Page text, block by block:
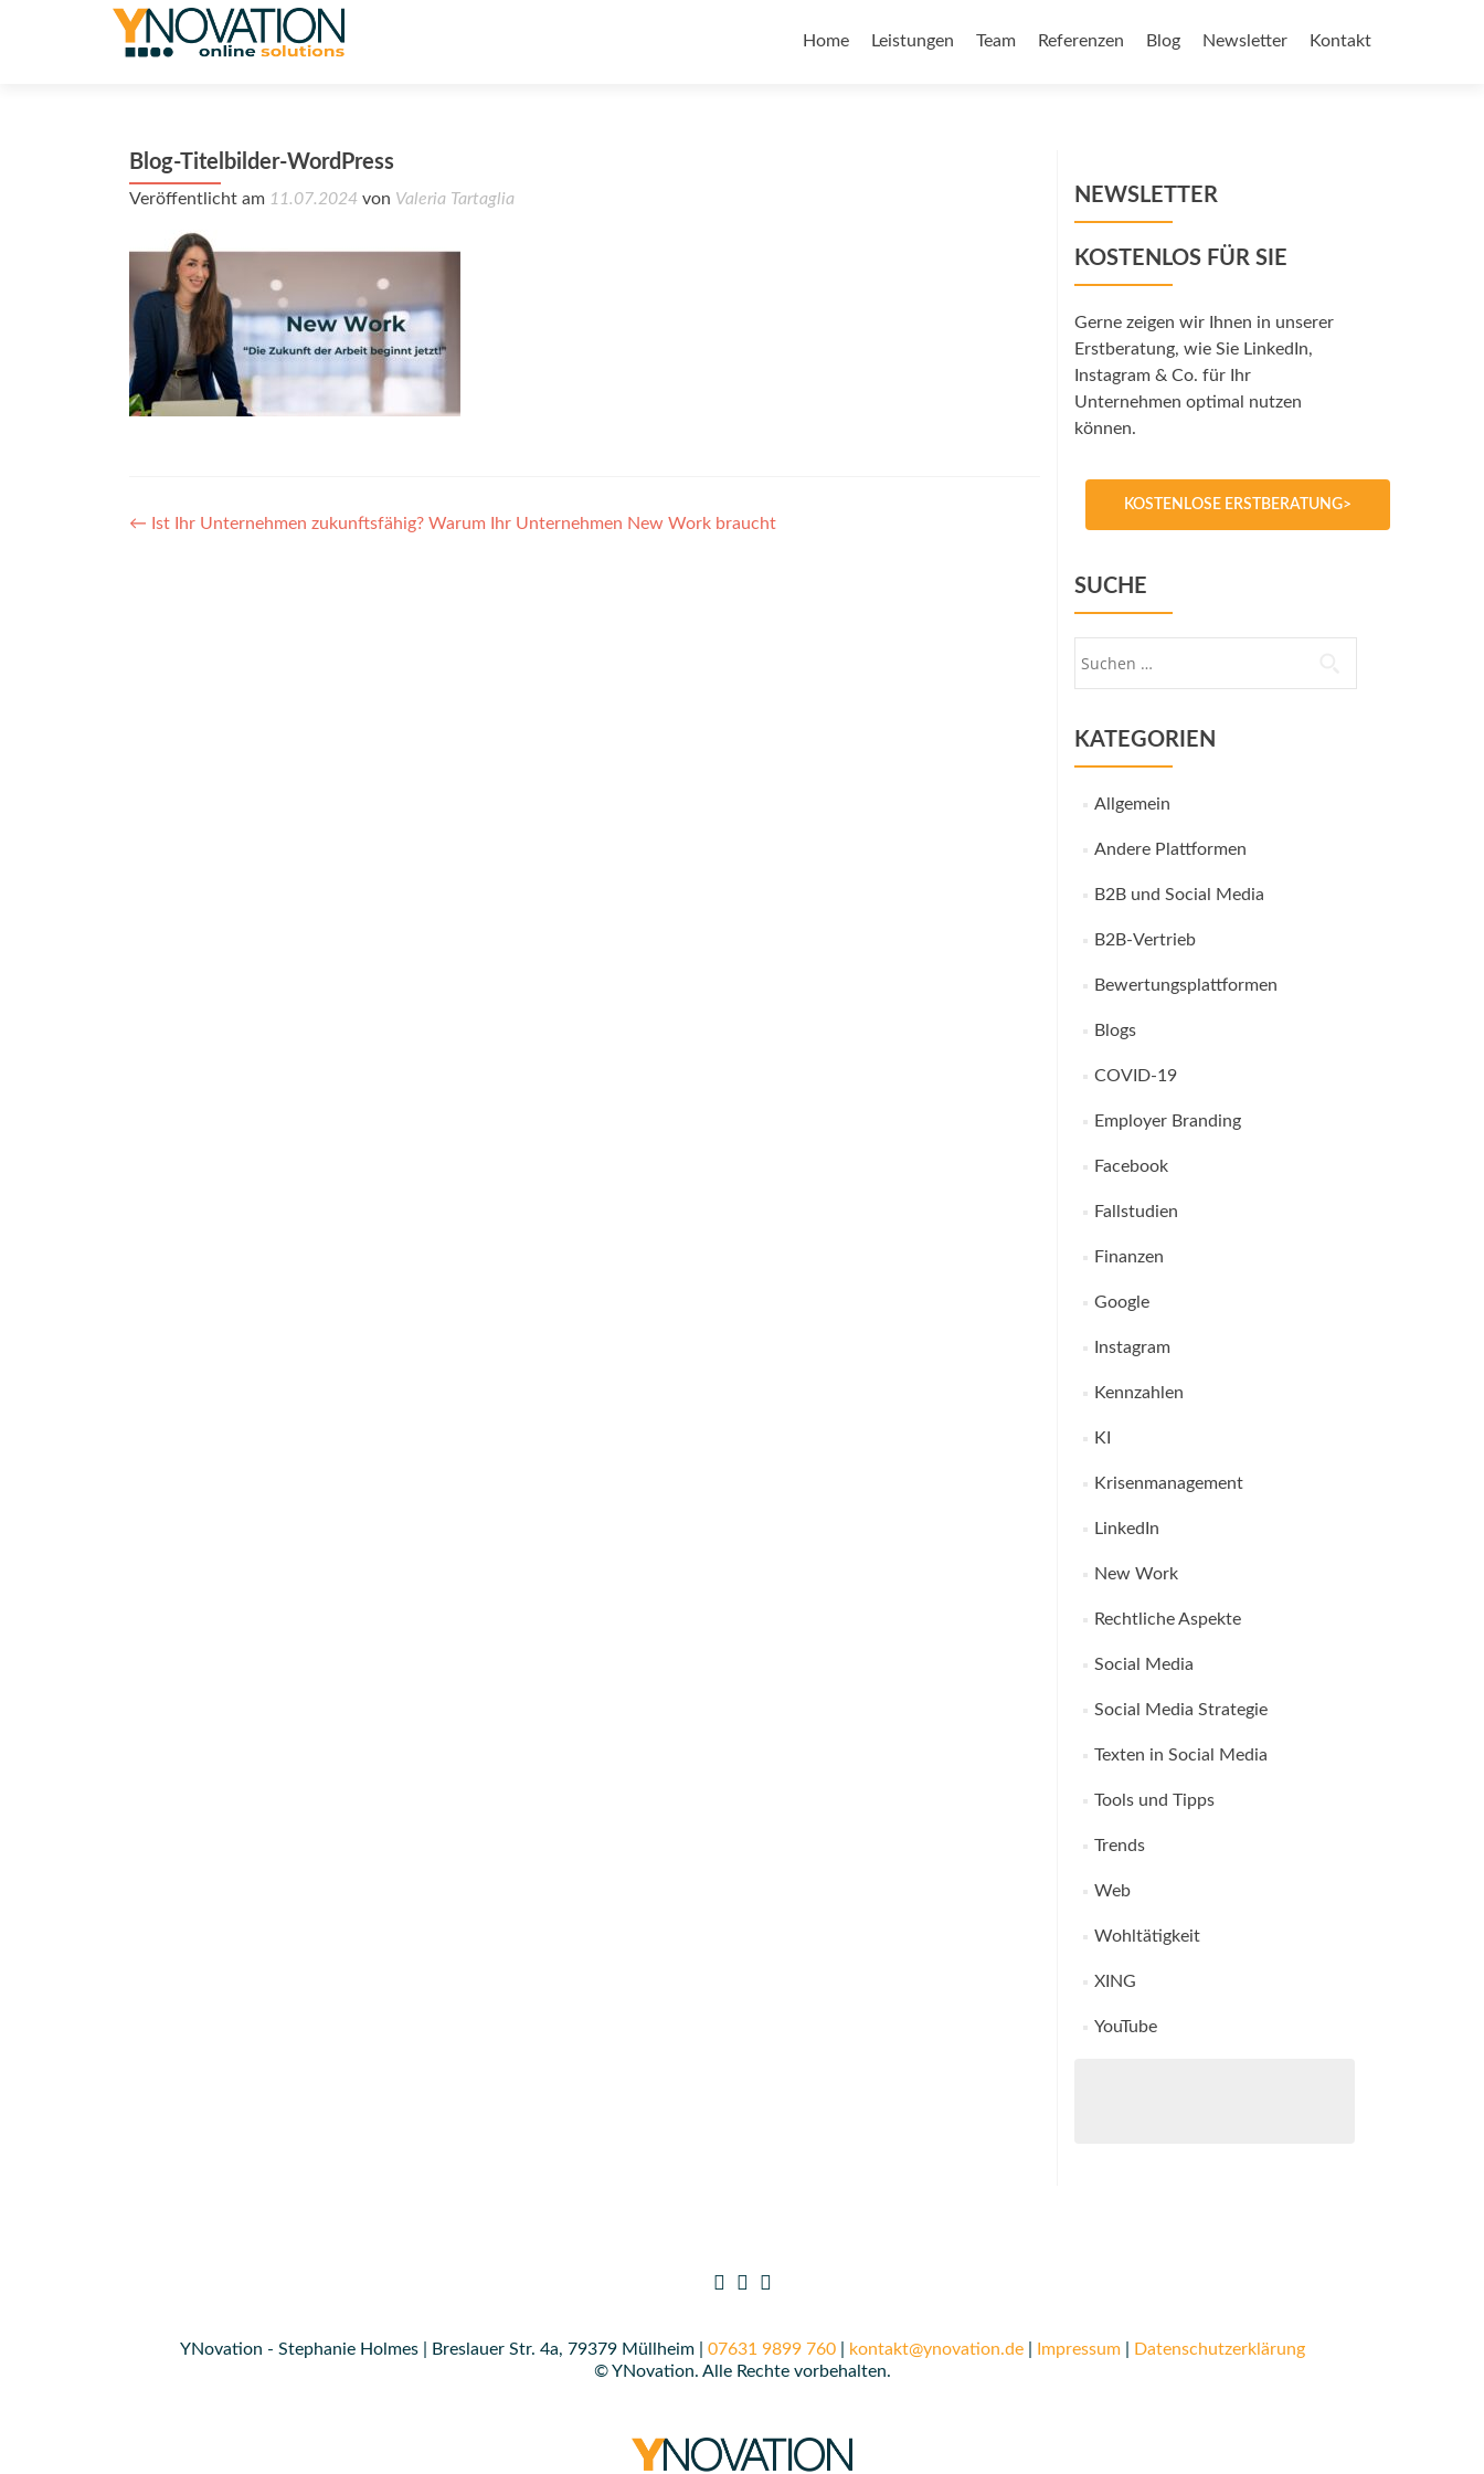
Home Leistungen Team Referenzen Blog Newsletter Kontakt
Blog-Titelbilder-WordPress
Veröffentlicht am 11.07.2024 von Valeria Tartaglia
Post
← Ist Ihr Unternehmen zukunftsfähig? Warum Ihr Unternehmen New Work braucht
NEWSLETTER
KOSTENLOS FÜR SIE
Gerne zeigen wir Ihnen in unserer
Erstberatung, wie Sie LinkedIn,
Instagram & Co. für Ihr
Unternehmen optimal nutzen
können.
KOSTENLOSE ERSTBERATUNG>
SUCHE
KATEGORIEN
Allgemein
Andere Plattformen
B2B und Social Media
B2B-Vertrieb
Bewertungsplattformen
Blogs
COVID-19
Employer Branding
Facebook
Fallstudien
Finanzen
Google
Instagram
Kennzahlen
KI
Krisenmanagement
LinkedIn
New Work
Rechtliche Aspekte
Social Media
Social Media Strategie
Texten in Social Media
Tools und Tipps
Trends
Web
Wohltätigkeit
XING
YouTube
YNovation - Stephanie Holmes | Breslauer Str. 4a, 79379 Müllheim | 07631 9899 760| kontakt@ynovation.de| Impressum|
Datenschutzerklärung
© YNovation. Alle Rechte vorbehalten.